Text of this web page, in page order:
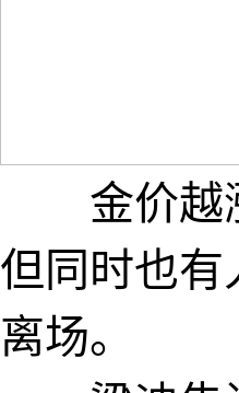
金价越涨
但同时也
离场。